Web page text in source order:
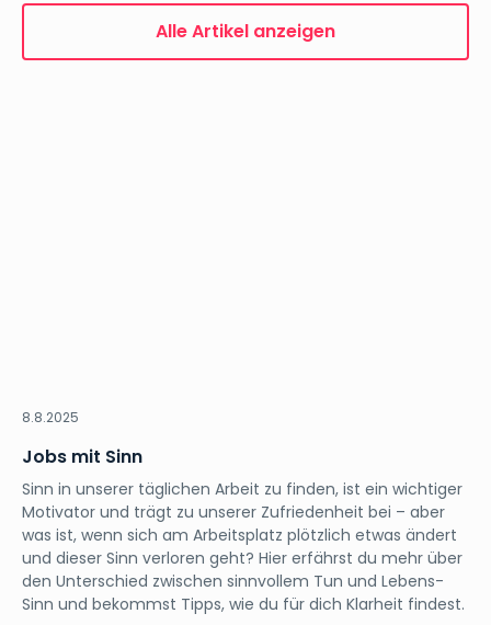
Alle Artikel anzeigen
8.8.2025
Jobs mit Sinn
Sinn in unserer täglichen Arbeit zu finden, ist ein wichtiger
Motivator und trägt zu unserer Zufriedenheit bei – aber
was ist, wenn sich am Arbeitsplatz plötzlich etwas ändert
und dieser Sinn verloren geht? Hier erfährst du mehr über
den Unterschied zwischen sinnvollem Tun und Lebens-
Sinn und bekommst Tipps, wie du für dich Klarheit findest.